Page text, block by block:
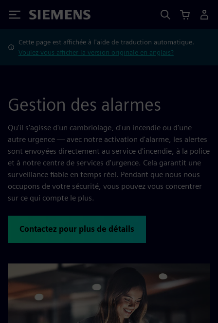
Siemens
Cette page est affichée à l'aide de traduction automatique.
Voulez-vous afficher la version originale en anglais?
Gestion des alarmes
Qu'il s'agisse d'un cambriolage, d'un incendie ou d'une
autre urgence — avec notre activation d'alarme, les alertes
sont envoyées directement au service d'incendie, à la police
et à notre centre de services d'urgence. Cela garantit une
surveillance fiable en temps réel. Pendant que nous nous
occupons de votre sécurité, vous pouvez vous concentrer
sur ce qui compte le plus.
Contactez pour plus de détails